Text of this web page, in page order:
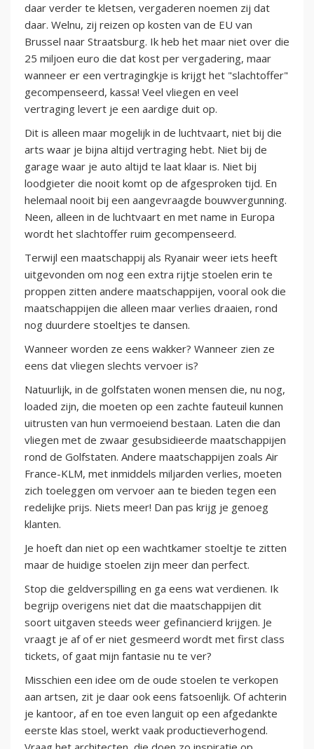
daar verder te kletsen, vergaderen noemen zij dat
daar. Welnu, zij reizen op kosten van de EU van
Brussel naar Straatsburg. Ik heb het maar niet over die
25 miljoen euro die dat kost per vergadering, maar
wanneer er een vertragingkje is krijgt het "slachtoffer"
gecompenseerd, kassa! Veel vliegen en veel
vertraging levert je een aardige duit op.
Dit is alleen maar mogelijk in de luchtvaart, niet bij die
arts waar je bijna altijd vertraging hebt. Niet bij de
garage waar je auto altijd te laat klaar is. Niet bij
loodgieter die nooit komt op de afgesproken tijd. En
helemaal nooit bij een aangevraagde bouwvergunning.
Neen, alleen in de luchtvaart en met name in Europa
wordt het slachtoffer ruim gecompenseerd.
Terwijl een maatschappij als Ryanair weer iets heeft
uitgevonden om nog een extra rijtje stoelen erin te
proppen zitten andere maatschappijen, vooral ook die
maatschappijen die alleen maar verlies draaien, rond
nog duurdere stoeltjes te dansen.
Wanneer worden ze eens wakker? Wanneer zien ze
eens dat vliegen slechts vervoer is?
Natuurlijk, in de golfstaten wonen mensen die, nu nog,
loaded zijn, die moeten op een zachte fauteuil kunnen
uitrusten van hun vermoeiend bestaan. Laten die dan
vliegen met de zwaar gesubsidieerde maatschappijen
rond de Golfstaten. Andere maatschappijen zoals Air
France-KLM, met inmiddels miljarden verlies, moeten
zich toeleggen om vervoer aan te bieden tegen een
redelijke prijs. Niets meer! Dan pas krijg je genoeg
klanten.
Je hoeft dan niet op een wachtkamer stoeltje te zitten
maar de huidige stoelen zijn meer dan perfect.
Stop die geldverspilling en ga eens wat verdienen. Ik
begrijp overigens niet dat die maatschappijen dit
soort uitgaven steeds weer gefinancierd krijgen. Je
vraagt je af of er niet gesmeerd wordt met first class
tickets, of gaat mijn fantasie nu te ver?
Misschien een idee om de oude stoelen te verkopen
aan artsen, zit je daar ook eens fatsoenlijk. Of achterin
je kantoor, af en toe even languit op een afgedankte
eerste klas stoel, werkt vaak productieverhogend.